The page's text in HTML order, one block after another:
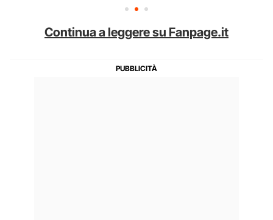
Continua a leggere su Fanpage.it